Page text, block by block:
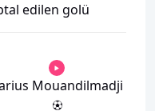
edilen golü
Mouandilmadji